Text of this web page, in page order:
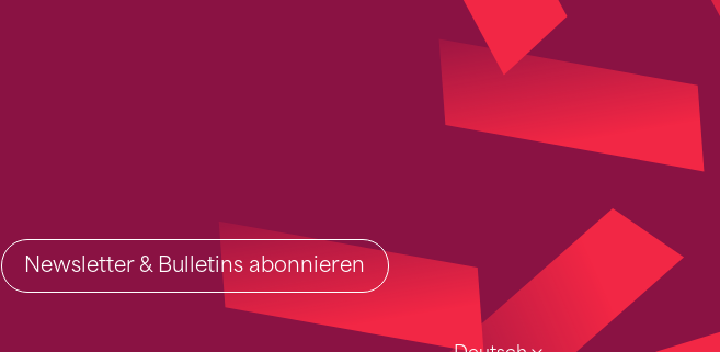
Newsletter & Bulletins abonnieren